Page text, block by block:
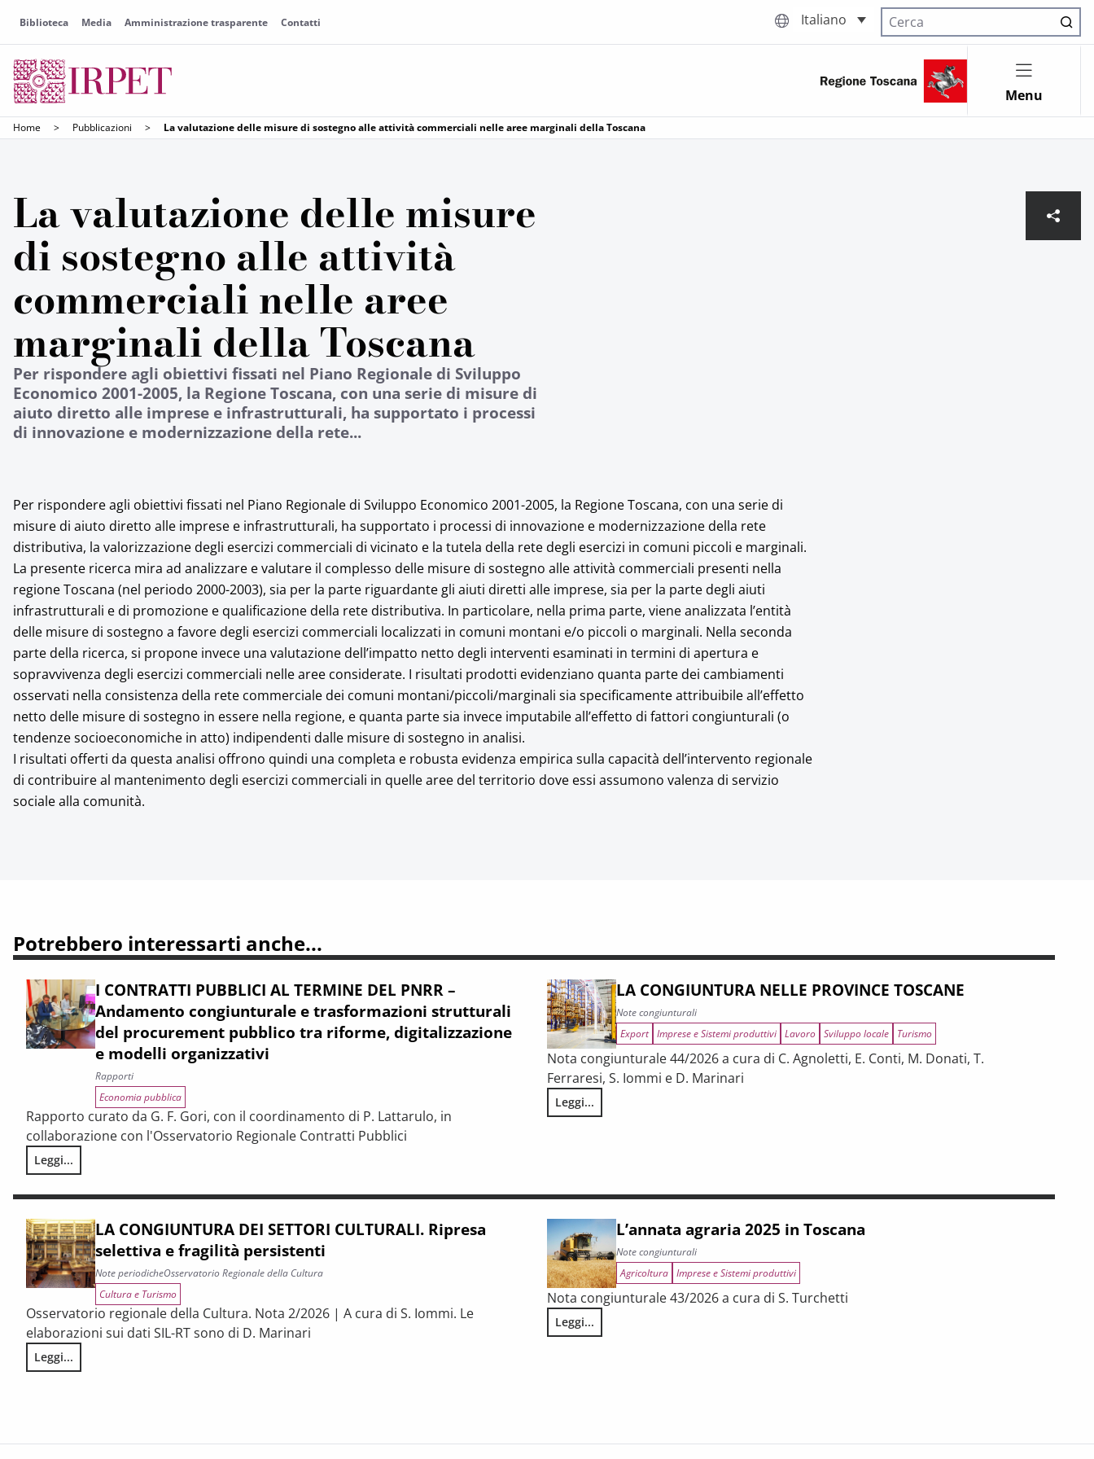
Biblioteca Media Amministrazione trasparente Contatti Italiano
Cerca nel sito
Menu
Home > Pubblicazioni > La valutazione delle misure di sostegno alle attività commerciali nelle aree marginali della Toscana
La valutazione delle misure
di sostegno alle attività
commerciali nelle aree
marginali della Toscana
Per rispondere agli obiettivi fissati nel Piano Regionale di Sviluppo
Economico 2001-2005, la Regione Toscana, con una serie di misure di
aiuto diretto alle imprese e infrastrutturali, ha supportato i processi
di innovazione e modernizzazione della rete...
Per rispondere agli obiettivi fissati nel Piano Regionale di Sviluppo Economico 2001-2005, la Regione Toscana, con una serie di
misure di aiuto diretto alle imprese e infrastrutturali, ha supportato i processi di innovazione e modernizzazione della rete
distributiva, la valorizzazione degli esercizi commerciali di vicinato e la tutela della rete degli esercizi in comuni piccoli e marginali.
La presente ricerca mira ad analizzare e valutare il complesso delle misure di sostegno alle attività commerciali presenti nella
regione Toscana (nel periodo 2000-2003), sia per la parte riguardante gli aiuti diretti alle imprese, sia per la parte degli aiuti
infrastrutturali e di promozione e qualificazione della rete distributiva. In particolare, nella prima parte, viene analizzata l’entità
delle misure di sostegno a favore degli esercizi commerciali localizzati in comuni montani e/o piccoli o marginali. Nella seconda
parte della ricerca, si propone invece una valutazione dell’impatto netto degli interventi esaminati in termini di apertura e
sopravvivenza degli esercizi commerciali nelle aree considerate. I risultati prodotti evidenziano quanta parte dei cambiamenti
osservati nella consistenza della rete commerciale dei comuni montani/piccoli/marginali sia specificamente attribuibile all’effetto
netto delle misure di sostegno in essere nella regione, e quanta parte sia invece imputabile all’effetto di fattori congiunturali (o
tendenze socioeconomiche in atto) indipendenti dalle misure di sostegno in analisi.
I risultati offerti da questa analisi offrono quindi una completa e robusta evidenza empirica sulla capacità dell’intervento regionale
di contribuire al mantenimento degli esercizi commerciali in quelle aree del territorio dove essi assumono valenza di servizio
sociale alla comunità.
Potrebbero interessarti anche...
I CONTRATTI PUBBLICI AL TERMINE DEL PNRR –
Andamento congiunturale e trasformazioni strutturali
del procurement pubblico tra riforme, digitalizzazione
e modelli organizzativi
Rapporti
Economia pubblica
Rapporto curato da G. F. Gori, con il coordinamento di P. Lattarulo, in
collaborazione con l'Osservatorio Regionale Contratti Pubblici
Leggi...
I CONTRATTI PUBBLICI AL TERMINE DEL PNRR – Andamento congiunturale e trasformazioni strutturali del procurement pubblico tra riforme, digitalizzazione e modelli organizzativi
LA CONGIUNTURA NELLE PROVINCE TOSCANE
Note congiunturali
Export Imprese e Sistemi produttivi Lavoro Sviluppo locale Turismo
Nota congiunturale 44/2026 a cura di C. Agnoletti, E. Conti, M. Donati, T.
Ferraresi, S. Iommi e D. Marinari
Leggi...
LA CONGIUNTURA NELLE PROVINCE TOSCANE
LA CONGIUNTURA DEI SETTORI CULTURALI. Ripresa
selettiva e fragilità persistenti
Note periodicheOsservatorio Regionale della Cultura
Cultura e Turismo
Osservatorio regionale della Cultura. Nota 2/2026 | A cura di S. Iommi. Le
elaborazioni sui dati SIL-RT sono di D. Marinari
Leggi...
LA CONGIUNTURA DEI SETTORI CULTURALI. Ripresa selettiva e fragilità persistenti
L’annata agraria 2025 in Toscana
Note congiunturali
Agricoltura Imprese e Sistemi produttivi
Nota congiunturale 43/2026 a cura di S. Turchetti
Leggi...
L’annata agraria 2025 in Toscana